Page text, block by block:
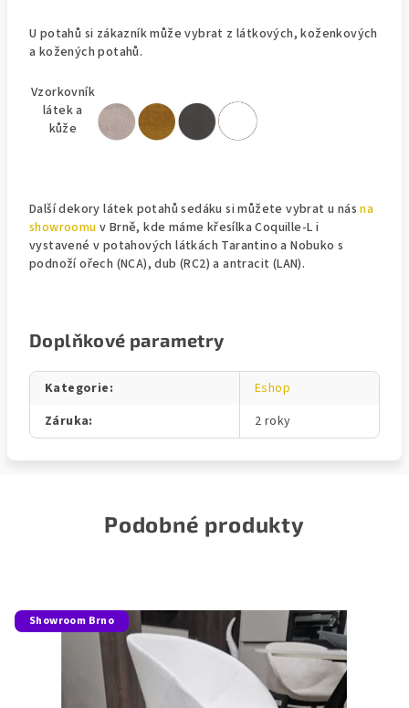
U potahů si zákazník může vybrat z látkových, koženkových
a kožených potahů.
Vzorkovník
látek a
kůže
Další dekory látek potahů sedáku si můžete vybrat u násna
showroomu v Brně, kde máme křesílka Coquille-L i
vystavené v potahových látkách Tarantino a Nobuko s
podnoží ořech (NCA), dub (RC2) a antracit (LAN).
Doplňkové parametry
Kategorie:
Eshop
Záruka: 2 roky
Podobné produkty
Showroom Brno